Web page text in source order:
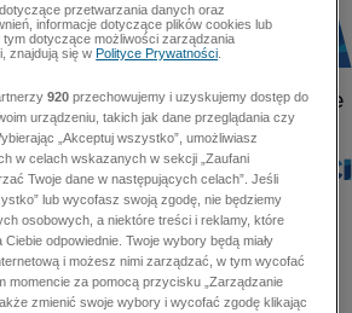
przetwarzania danych oraz
informacje dotyczące plików cookies lub
tym dotyczące możliwości zarządzania
znajdują się wPolityce Prywatności
920 przechowujemy i uzyskujemy dostęp do
urządzeniu, takich jak dane przeglądania czy
„Akceptuj wszystko”, umożliwiasz
w celach wskazanych w sekcji „Zaufani
Twoje dane w następujących celach”. Jeśli
lub wycofasz swoją zgodę, nie będziemy
osobowych, a niektóre treści i reklamy, które
odpowiednie. Twoje wybory będą miały
i możesz nimi zarządzać, w tym wycofać
momencie za pomocą przycisku „Zarządzanie
zmienić swoje wybory i wycofać zgodę klikając